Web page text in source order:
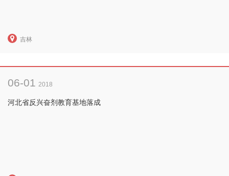
吉林
06-01 2018
河北省反兴奋剂教育基地落成